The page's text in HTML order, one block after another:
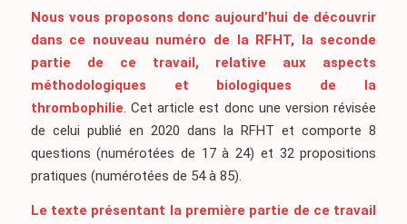
Nous vous proposons donc aujourd’hui de découvrir
dans ce nouveau numéro de la RFHT, la seconde
partie de ce travail, relative aux aspects
méthodologiques et biologiques de la
thrombophilie. Cet article est donc une version révisée
de celui publié en 2020 dans la RFHT et comporte 8
questions (numérotées de 17 à 24) et 32 propositions
pratiques (numérotées de 54 à 85).
Le texte présentant la première partie de ce travail